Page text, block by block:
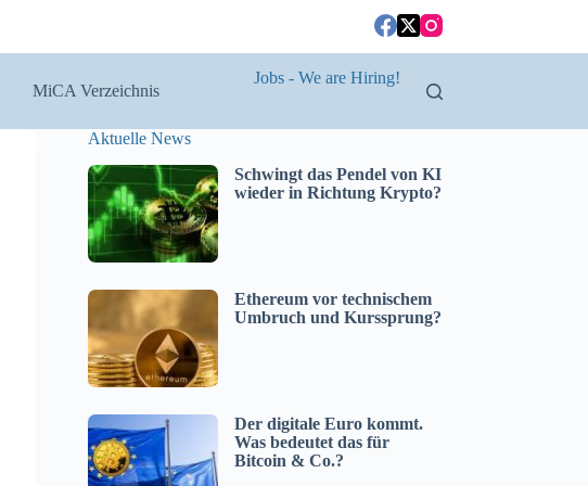
MiCA Verzeichnis
Jobs - We are Hiring!
Aktuelle News
Schwingt das Pendel von KI
wieder in Richtung Krypto?
Ethereum vor technischem
Umbruch und Kurssprung?
Der digitale Euro kommt.
Was bedeutet das für
Bitcoin & Co.?